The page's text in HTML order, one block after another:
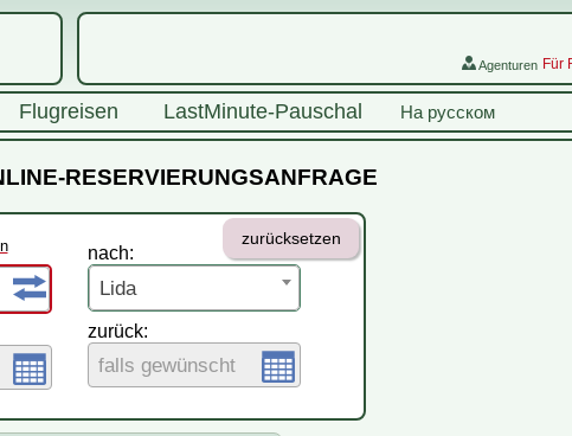
Agenturen Für
Flugreisen LastMinute-Pauschal На русском
RESERVIERUNGSANFRAGE
nach:
Lida
zurücksetzen
zurück:
falls gewünscht